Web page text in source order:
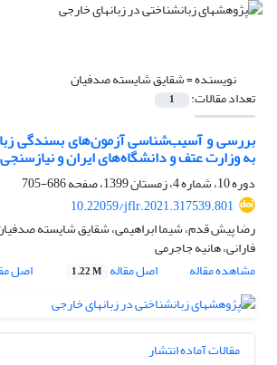
نویسنده =شقایق شایسته صدفیان
تعداد مقالات: 1
بررسی و آسیب‌شناسی آزمون‌های بسندگی
به وزارت عتف و دانشگاه‌های ایران و
دوره 10، شماره 4، زمستان 1399، صفحه
686-705
10.22059/jflr.2021.317539.801
رضا پیش قدم، شیما ابراهیمی، شقایق شایسته
فارانی، هانیه جاجرمی
مشاهده مقاله
اصل مقاله 1.22 M اصل
مقالات آماده انتشار